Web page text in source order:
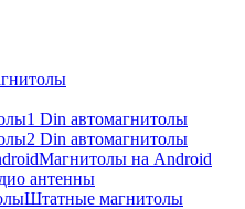
1 Din автомагнитолы
2 Din автомагнитолы
Магнитолы на Android
антенны
Штатные магнитолы